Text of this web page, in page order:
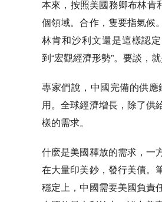
本來，按照美國務卿布林肯
個領域。合作，隻要指氣候
林肯和沙利文還是這樣認
到“宏觀經濟形勢”。要談，就
專家們說，中國完備的供
用。全球經濟增長，除了供
樣的需求。
什麽是美國釋放的需求，一
在大量印美鈔，發行美債。
穩定上，中國需要美國負責